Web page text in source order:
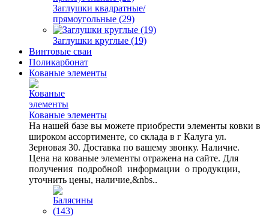
Заглушки квадратные/
прямоугольные (29)
Заглушки круглые (19)
Винтовые сваи
Поликарбонат
Кованые элементы
Кованые элементы
На нашей базе вы можете приобрести элементы ковки в
широком ассортименте, со склада в г Калуга ул.
Зерновая 30. Доставка по вашему звонку. Наличие.
Цена на кованые элементы отражена на сайте. Для
получения подробной информации о продукции,
уточнить цены, наличие,&nbs..